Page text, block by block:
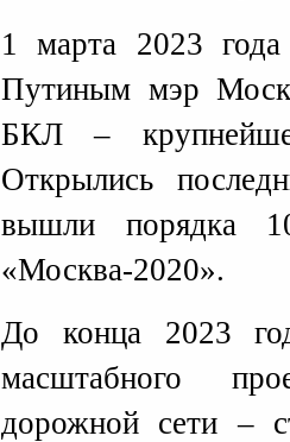
1 марта 2023
Путиным мэр
БКЛ –
Открылись
вышли порядка
«Москва-2020».
До конца 2023
масштабного
дорожной сети –